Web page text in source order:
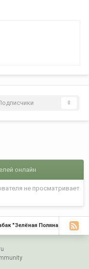
0
онлайн
не просматривает
"Зелёная Поляна"